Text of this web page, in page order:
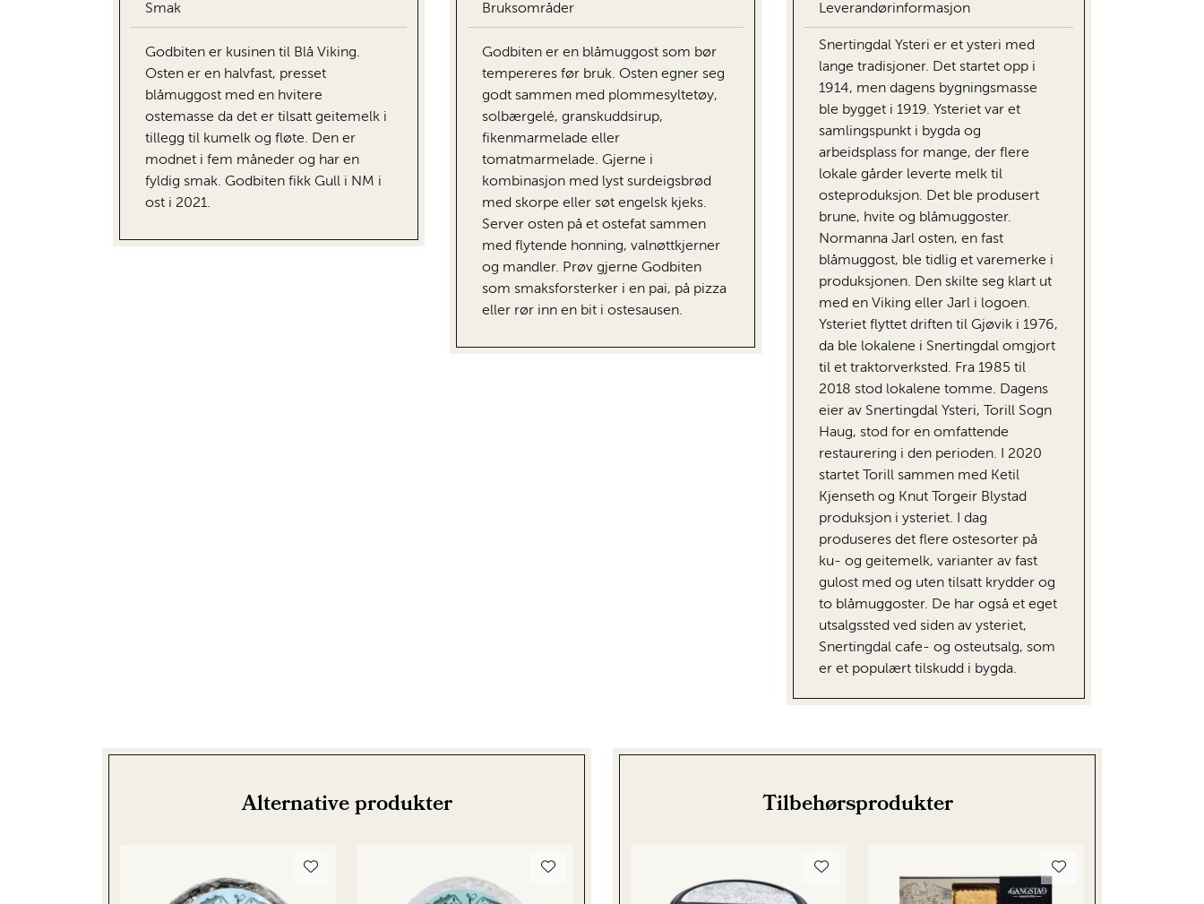
Smak
Godbiten er kusinen til Blå Viking.
Osten er en halvfast, presset
blåmuggost med en hvitere
ostemasse da det er tilsatt geitemelk i
tillegg til kumelk og fløte. Den er
modnet i fem måneder og har en
fyldig smak. Godbiten fikk Gull i NM i
ost i 2021.
Bruksområder
Godbiten er en blåmuggost som bør
tempereres før bruk. Osten egner seg
godt sammen med plommesyltetøy,
solbærgelé, granskuddsirup,
fikenmarmelade eller
tomatmarmelade. Gjerne i
kombinasjon med lyst surdeigsbrød
med skorpe eller søt engelsk kjeks.
Server osten på et ostefat sammen
med flytende honning, valnøttkjerner
og mandler. Prøv gjerne Godbiten
som smaksforsterker i en pai, på pizza
eller rør inn en bit i ostesausen.
Leverandørinformasjon
Snertingdal Ysteri er et ysteri med
lange tradisjoner. Det startet opp i
1914, men dagens bygningsmasse
ble bygget i 1919. Ysteriet var et
samlingspunkt i bygda og
arbeidsplass for mange, der flere
lokale gårder leverte melk til
osteproduksjon. Det ble produsert
brune, hvite og blåmuggoster.
Normanna Jarl osten, en fast
blåmuggost, ble tidlig et varemerke i
produksjonen. Den skilte seg klart ut
med en Viking eller Jarl i logoen.
Ysteriet flyttet driften til Gjøvik i 1976,
da ble lokalene i Snertingdal omgjort
til et traktorverksted. Fra 1985 til
2018 stod lokalene tomme. Dagens
eier av Snertingdal Ysteri, Torill Sogn
Haug, stod for en omfattende
restaurering i den perioden. I 2020
startet Torill sammen med Ketil
Kjenseth og Knut Torgeir Blystad
produksjon i ysteriet. I dag
produseres det flere ostesorter på
ku- og geitemelk, varianter av fast
gulost med og uten tilsatt krydder og
to blåmuggoster. De har også et eget
utsalgssted ved siden av ysteriet,
Snertingdal cafe- og osteutsalg, som
er et populært tilskudd i bygda.
Alternative produkter Tilbehørsprodukter